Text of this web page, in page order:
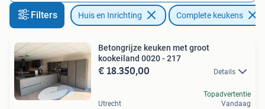
Filters Huis en Inrichting Complete keukens
Betongrijze keuken met groot
kookeiland 0020 - 217
€ 18.350,00 Details
Utrecht
Topadvertentie
Vandaag